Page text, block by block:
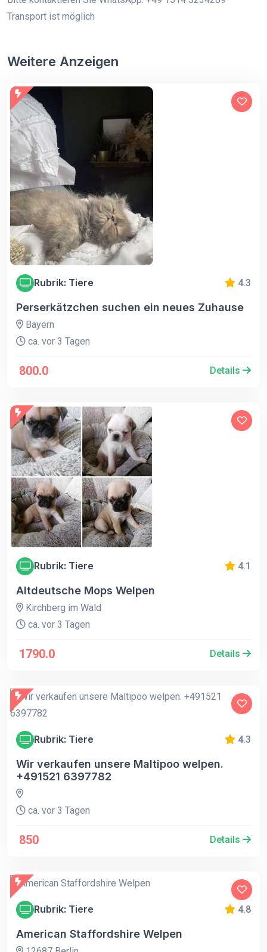
Transport ist möglich
Weitere Anzeigen
Rubrik: Tiere 4.3
Perserkätzchen suchen ein neues Zuhause
Bayern
ca. vor 3 Tagen
800.0 Details
Rubrik: Tiere 4.1
Altdeutsche Mops Welpen
Kirchberg im Wald
ca. vor 3 Tagen
1790.0 Details
Rubrik: Tiere 4.3
Wir verkaufen unsere Maltipoo welpen.
+491521 6397782
ca. vor 3 Tagen
850 Details
Rubrik: Tiere 4.8
American Staffordshire Welpen